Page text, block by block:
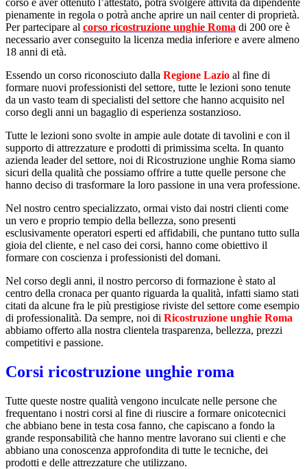
pienamente in regola o potrà anche aprire un nail center di proprietà.
Per partecipare al corso ricostruzione unghie Roma di 200 ore è
necessario aver conseguito la licenza media inferiore e avere almeno
18 anni di età.
Essendo un corso riconosciuto dalla Regione Lazio al fine di
formare nuovi professionisti del settore, tutte le lezioni sono tenute
da un vasto team di specialisti del settore che hanno acquisito nel
corso degli anni un bagaglio di esperienza sostanzioso.
Tutte le lezioni sono svolte in ampie aule dotate di tavolini e con il
supporto di attrezzature e prodotti di primissima scelta. In quanto
azienda leader del settore, noi di Ricostruzione unghie Roma siamo
sicuri della qualità che possiamo offrire a tutte quelle persone che
hanno deciso di trasformare la loro passione in una vera professione.
Nel nostro centro specializzato, ormai visto dai nostri clienti come
un vero e proprio tempio della bellezza, sono presenti
esclusivamente operatori esperti ed affidabili, che puntano tutto sulla
gioia del cliente, e nel caso dei corsi, hanno come obiettivo il
formare con coscienza i professionisti del domani.
Nel corso degli anni, il nostro percorso di formazione è stato al
centro della cronaca per quanto riguarda la qualità, infatti siamo stati
citati da alcune fra le più prestigiose riviste del settore come esempio
di professionalità. Da sempre, noi di Ricostruzione unghie Roma
abbiamo offerto alla nostra clientela trasparenza, bellezza, prezzi
competitivi e passione.
Corsi ricostruzione unghie roma
Tutte queste nostre qualità vengono inculcate nelle persone che
frequentano i nostri corsi al fine di riuscire a formare onicotecnici
che abbiano bene in testa cosa fanno, che capiscano a fondo la
grande responsabilità che hanno mentre lavorano sui clienti e che
abbiano una conoscenza approfondita di tutte le tecniche, dei
prodotti e delle attrezzature che utilizzano.